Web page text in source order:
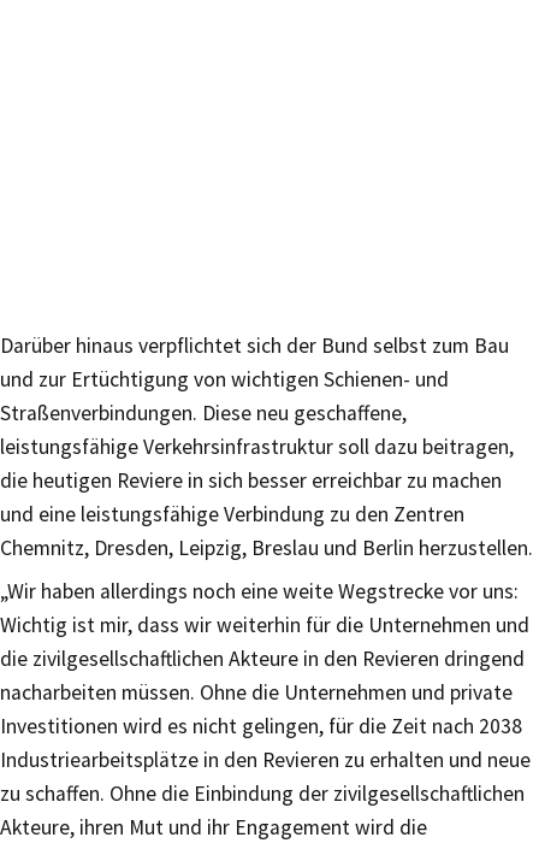
Darüber hinaus verpflichtet sich der Bund selbst zum Bau
und zur Ertüchtigung von wichtigen Schienen- und
Straßenverbindungen. Diese neu geschaffene,
leistungsfähige Verkehrsinfrastruktur soll dazu beitragen,
die heutigen Reviere in sich besser erreichbar zu machen
und eine leistungsfähige Verbindung zu den Zentren
Chemnitz, Dresden, Leipzig, Breslau und Berlin herzustellen.
„Wir haben allerdings noch eine weite Wegstrecke vor uns:
Wichtig ist mir, dass wir weiterhin für die Unternehmen und
die zivilgesellschaftlichen Akteure in den Revieren dringend
nacharbeiten müssen. Ohne die Unternehmen und private
Investitionen wird es nicht gelingen, für die Zeit nach 2038
Industriearbeitsplätze in den Revieren zu erhalten und neue
zu schaffen. Ohne die Einbindung der zivilgesellschaftlichen
Akteure, ihren Mut und ihr Engagement wird die